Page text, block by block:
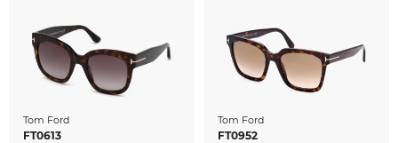
Tom Ford
FT0613
Tom Ford
FT0952